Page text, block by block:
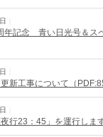
年記念 青い日光号＆ス
新工事について（
行23：45」を運行しま